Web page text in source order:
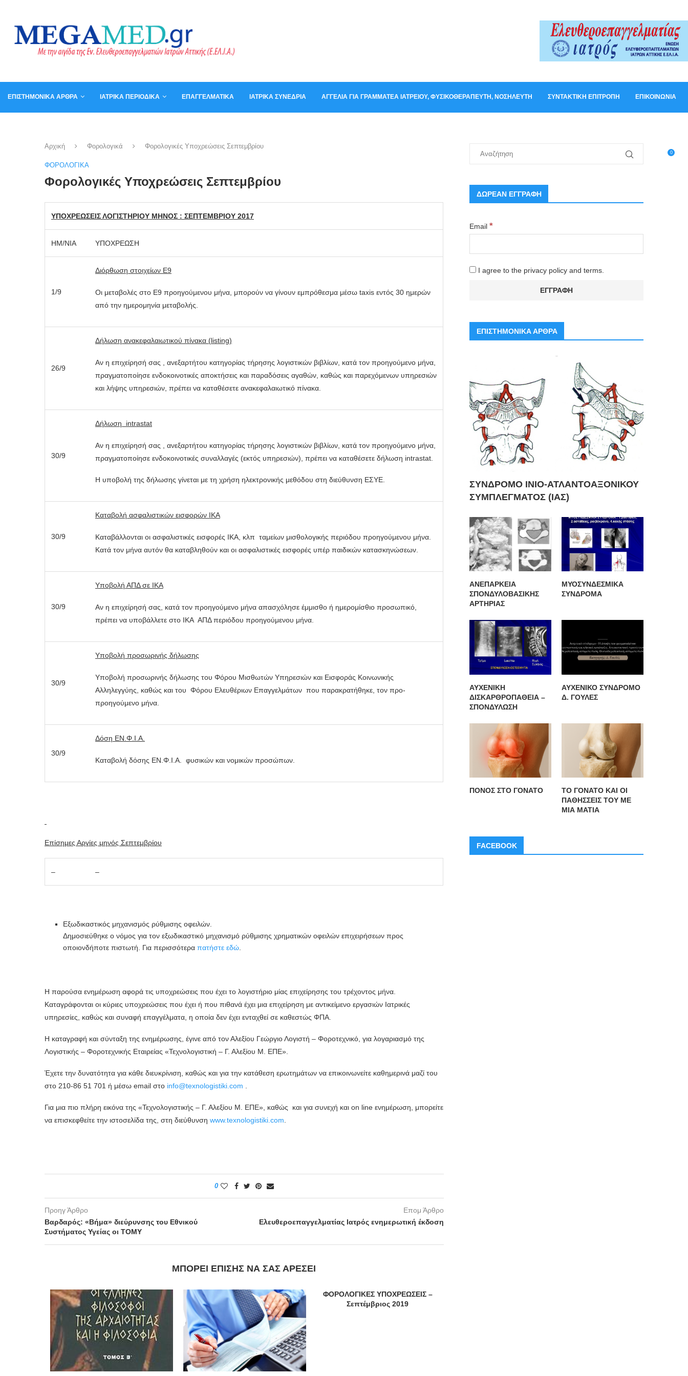
ΕΠΙΣΤΗΜΟΝΙΚΆ ΆΡΘΡΑ ΙΑΤΡΙΚΆ ΠΕΡΙΟΔΙΚΆ ΕΠΑΓΓΕΛΜΑΤΙΚΆ ΙΑΤΡΙΚΆ ΣΥΝΈΔΡΙΑ ΑΓΓΕΛΊΑ ΓΙΑ ΓΡΑΜΜΑΤΈΑ ΙΑΤΡΕΊΟΥ, ΦΥΣΙΚΟΘΕΡΑΠΕΥΤΉ, ΝΟΣΗΛΕΥΤΉ ΣΥΝΤΑΚΤΙΚΉ ΕΠΙΤΡΟΠΉ ΕΠΙΚΟΙΝΩΝΊΑ
0
Αρχική Φορολογικά Φορολογικές Υποχρεώσεις Σεπτεμβρίου
ΦΟΡΟΛΟΓΙΚΆ
Φορολογικές Υποχρεώσεις Σεπτεμβρίου
ΥΠΟΧΡΕΩΣΕΙΣ ΛΟΓΙΣΤΗΡΙΟΥ ΜΗΝΟΣ : ΣΕΠΤΕΜΒΡΙΟΥ 2017
ΗΜ/ΝΙΑ ΥΠΟΧΡΕΩΣΗ
1/9
Διόρθωση στοιχείων Ε9
Οι μεταβολές στο Ε9 προηγούμενου μήνα, μπορούν να γίνουν εμπρόθεσμα μέσω taxis εντός 30 ημερών
από την ημερομηνία μεταβολής.
26/9
Δήλωση ανακεφαλαιωτικού πίνακα (listing)
Αν η επιχείρησή σας , ανεξαρτήτου κατηγορίας τήρησης λογιστικών βιβλίων, κατά τον προηγούμενο μήνα,
πραγματοποίησε ενδοκοινοτικές αποκτήσεις και παραδόσεις αγαθών, καθώς και παρεχόμενων υπηρεσιών
και λήψης υπηρεσιών, πρέπει να καταθέσετε ανακεφαλαιωτικό πίνακα.
30/9
Δήλωση intrastat
Αν η επιχείρησή σας , ανεξαρτήτου κατηγορίας τήρησης λογιστικών βιβλίων, κατά τον προηγούμενο μήνα,
πραγματοποίησε ενδοκοινοτικές συναλλαγές (εκτός υπηρεσιών), πρέπει να καταθέσετε δήλωση intrastat.
Η υποβολή της δήλωσης γίνεται με τη χρήση ηλεκτρονικής μεθόδου στη διεύθυνση ΕΣΥΕ.
30/9
Καταβολή ασφαλιστικών εισφορών ΙΚΑ
Καταβάλλονται οι ασφαλιστικές εισφορές ΙΚΑ, κλπ ταμείων μισθολογικής περιόδου προηγούμενου μήνα.
Κατά τον μήνα αυτόν θα καταβληθούν και οι ασφαλιστικές εισφορές υπέρ παιδικών κατασκηνώσεων.
30/9
Υποβολή ΑΠΔ σε ΙΚΑ
Αν η επιχείρησή σας, κατά τον προηγούμενο μήνα απασχόλησε έμμισθο ή ημερομίσθιο προσωπικό,
πρέπει να υποβάλλετε στο ΙΚΑ ΑΠΔ περιόδου προηγούμενου μήνα.
30/9
Υποβολή προσωρινής δήλωσης
Υποβολή προσωρινής δήλωσης του Φόρου Μισθωτών Υπηρεσιών και Εισφοράς Κοινωνικής
Αλληλεγγύης, καθώς και του Φόρου Ελευθέριων Επαγγελμάτων που παρακρατήθηκε, τον προ-
προηγούμενο μήνα.
30/9
Δόση ΕΝ.Φ.Ι.Α.
Καταβολή δόσης ΕΝ.Φ.Ι.Α. φυσικών και νομικών προσώπων.
Επίσημες Αργίες μηνός Σεπτεμβρίου
– –
Εξωδικαστικός μηχανισμός ρύθμισης οφειλών.
Δημοσιεύθηκε ο νόμος για τον εξωδικαστικό μηχανισμό ρύθμισης χρηματικών οφειλών επιχειρήσεων προς
οποιονδήποτε πιστωτή. Για περισσότερα πατήστε εδώ
Η παρούσα ενημέρωση αφορά τις υποχρεώσεις που έχει το λογιστήριο μίας επιχείρησης του τρέχοντος μήνα.
Καταγράφονται οι κύριες υποχρεώσεις που έχει ή που πιθανά έχει μια επιχείρηση με αντικείμενο εργασιών Ιατρικές
υπηρεσίες, καθώς και συναφή επαγγέλματα, η οποία δεν έχει ενταχθεί σε καθεστώς ΦΠΑ.
Η καταγραφή και σύνταξη της ενημέρωσης, έγινε από τον Αλεξίου Γεώργιο Λογιστή – Φοροτεχνικό, για λογαριασμό της
Λογιστικής – Φοροτεχνικής Εταιρείας «Τεχνολογιστική – Γ. Αλεξίου Μ. ΕΠΕ».
Έχετε την δυνατότητα για κάθε διευκρίνιση, καθώς και για την κατάθεση ερωτημάτων να επικοινωνείτε καθημερινά μαζί του
στο 210-86 51 701 ή μέσω email στο info@texnologistiki.com
Για μια πιο πλήρη εικόνα της «Τεχνολογιστικής – Γ. Αλεξίου Μ. ΕΠΕ», καθώς και για συνεχή και on line ενημέρωση, μπορείτε
να επισκεφθείτε την ιστοσελίδα της, στη διεύθυνση www.texnologistiki.com
0
Προηγ Άρθρο
Βαρδαρός: «Βήμα» διεύρυνσης του Εθνικού
Συστήματος Υγείας οι ΤΟΜΥ
Επομ Άρθρο
Ελευθεροεπαγγελματίας Ιατρός ενημερωτική έκδοση
ΜΠΟΡΕΊ ΕΠΊΣΗΣ ΝΑ ΣΑΣ ΑΡΈΣΕΙ
ΦΟΡΟΛΟΓΙΚΕΣ ΥΠΟΧΡΕΩΣΕΙΣ –
Σεπτέμβριος 2019
ΔΩΡΕΑΝ ΕΓΓΡΑΦΗ
Email *
I agree to the privacy policy and terms.
ΕΠΙΣΤΗΜΟΝΙΚΑ ΑΡΘΡΑ
ΣΥΝΔΡΟΜΟ ΙΝΙΟ-ΑΤΛΑΝΤΟΑΞΟΝΙΚΟΥ
ΣΥΜΠΛΕΓΜΑΤΟΣ (ΙΑΣ)
ΑΝΕΠΑΡΚΕΙΑ
ΣΠΟΝΔΥΛΟΒΑΣΙΚΗΣ
ΑΡΤΗΡΙΑΣ
ΜΥΟΣΥΝΔΕΣΜΙΚΑ
ΣΥΝΔΡΟΜΑ
ΑΥΧΕΝΙΚΗ
ΔΙΣΚΑΡΘΡΟΠΑΘΕΙΑ –
ΣΠΟΝΔΥΛΩΣΗ
ΑΥΧΕΝΙΚΟ ΣΥΝΔΡΟΜΟ
Δ. ΓΟΥΛΕΣ
ΠΟΝΟΣ ΣΤΟ ΓΟΝΑΤΟ
ΤΟ ΓΟΝΑΤΟ ΚΑΙ ΟΙ
ΠΑΘΗΣΣΕΙΣ ΤΟΥ ΜΕ
ΜΙΑ ΜΑΤΙΑ
FACEBOOK